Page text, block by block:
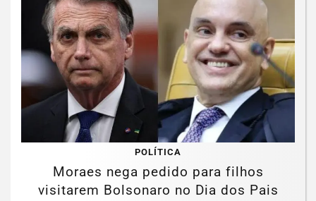
POLÍTICA
Moraes nega pedido para filhos
visitarem Bolsonaro no Dia dos Pais